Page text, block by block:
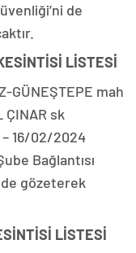
de
LİSTESİ
GÜNEŞTEPE mah
ÇINAR sk
16/02/2024
Bağlantısı
de gözeterek
LİSTESİ